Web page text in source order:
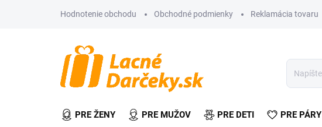
Hodnotenie obchodu Obchodné podmienky Reklamácia tovaru
PRE ŽENY PRE MUŽOV PRE DETI PRE PÁRY